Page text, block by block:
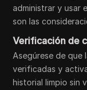
administrar y usar
son las
Verificación de
Asegúrese de que
verificadas y
historial limpio sin